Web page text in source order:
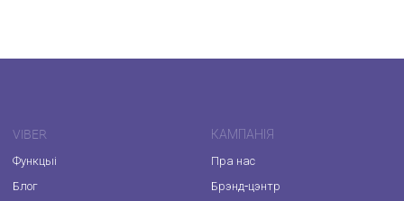
VIBER
Функцыі
Блог
КАМПАНІЯ
Пра нас
Брэнд-цэнтр